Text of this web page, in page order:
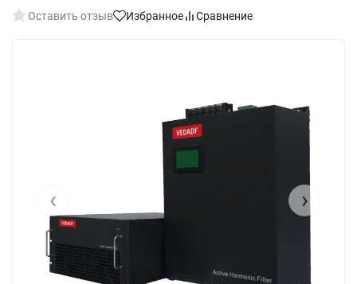
Оставить отзыв Избранное Сравнение
‹ ›